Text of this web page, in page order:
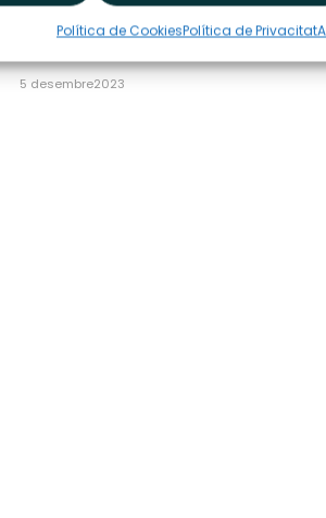
Política de CookiesPolítica de Privacitat
5 desembre2023